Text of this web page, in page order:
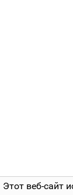
Этот веб-сайт